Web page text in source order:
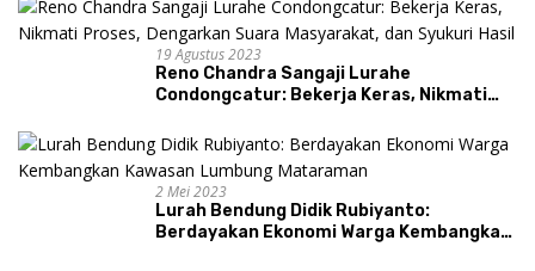
19 Agustus 2023
Reno Chandra Sangaji Lurahe
Condongcatur: Bekerja Keras, Nikmati
dan Syukuri Hasil
2 Mei 2023
Lurah Bendung Didik Rubiyanto:
Berdayakan Ekonomi Warga Kembangkan